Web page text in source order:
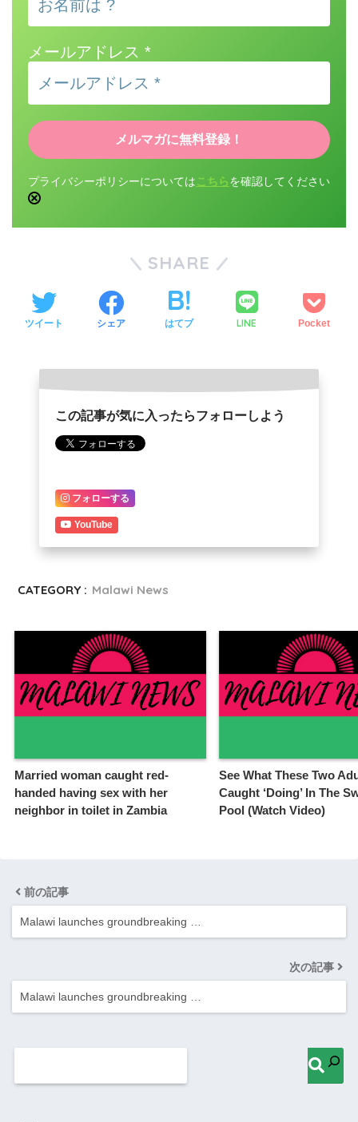
メールアドレス *
プライバシーポリシーについては こちら を確認してください
SHARE
ツイート シェア はてブ LINE Pocket
この記事が気に入ったらフォローしよう
フォローする
YouTube
CATEGORY : Malawi News
Married woman caught red-
handed having sex with her
neighbor in toilet in Zambia
See What These Two
Caught ‘Doing’ In The
Pool (Watch Video)
前の記事
Malawi launches groundbreaking …
次の記事
Malawi launches groundbreaking …